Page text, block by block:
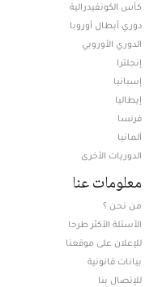
كأس الكونفيدرالية
دوري أبطال أوروبا
الدوري الأوروبي
إنجلترا
إسبانيا
إيطاليا
فرنسا
ألمانيا
الدوريات الأخرى
معلومات عنا
من نحن ؟
الأسئلة الأكثر طرحا
للإعلان على موقعنا
بيانات قانونية
للإتصال بنا